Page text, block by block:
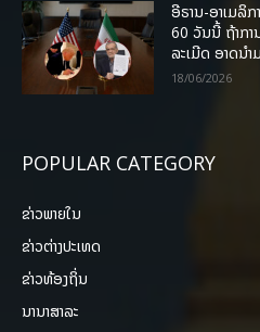
ອີຣານ-ອາເມລິກ
60 ວັນນີ້ ຖ້າກາ
ລະເມີດ ອາດນໍາ
18/06/2026
POPULAR CATEGORY
ຂ່າວພາຍ​ໃນ
ຂ່າວຕ່າງປະເທດ
ຂ່າວທ້ອງຖິ່ນ
ນານາສາລະ